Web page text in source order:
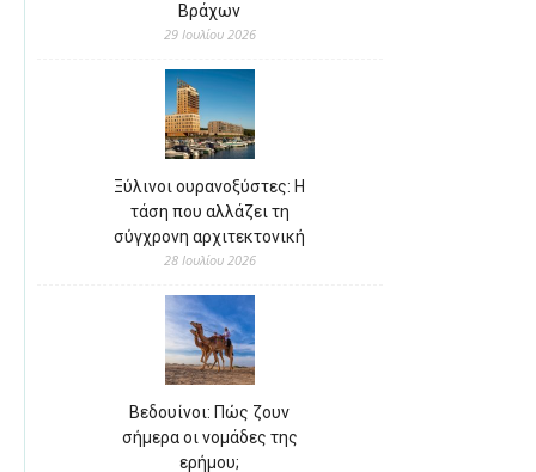
Βράχων
29 Ιουλίου 2026
Ξύλινοι ουρανοξύστες: Η
τάση που αλλάζει τη
σύγχρονη αρχιτεκτονική
28 Ιουλίου 2026
Βεδουίνοι: Πώς ζουν
σήμερα οι νομάδες της
ερήμου;